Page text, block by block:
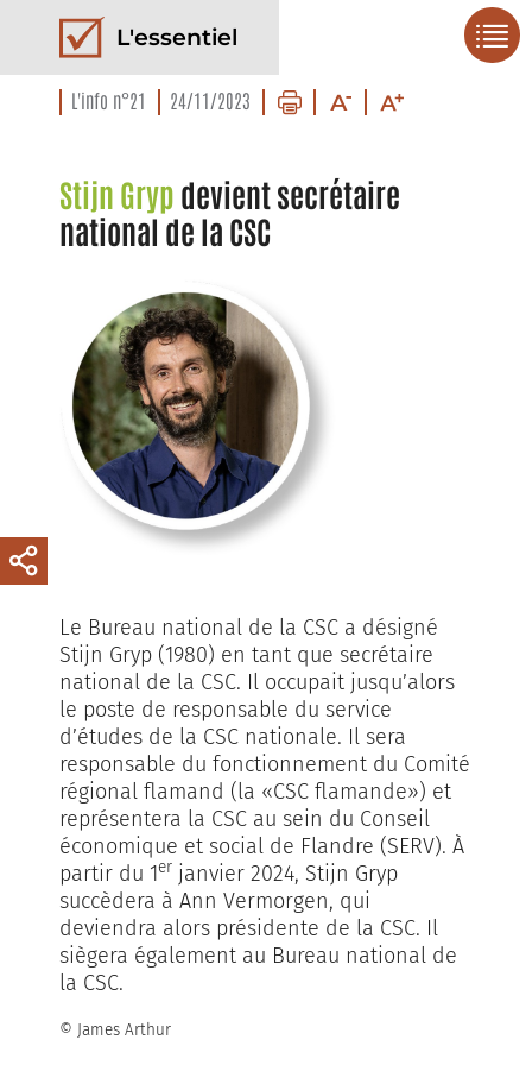
L'essentiel
L'info n°21 24/11/2023
Stijn Gryp devient secrétaire
national de la CSC
Le Bureau national de la CSC a désigné
Stijn Gryp (1980) en tant que secrétaire
national de la CSC. Il occupait jusqu’alors
le poste de responsable du service
d’études de la CSC nationale. Il sera
responsable du fonctionnement du Comité
régional flamand (la «CSC flamande») et
représentera la CSC au sein du Conseil
économique et social de Flandre (SERV). À
partir du 1er janvier 2024, Stijn Gryp
succèdera à Ann Vermorgen, qui
deviendra alors présidente de la CSC. Il
siègera également au Bureau national de
la CSC.
© James Arthur